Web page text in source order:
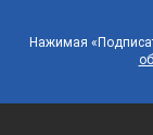
Нажимая